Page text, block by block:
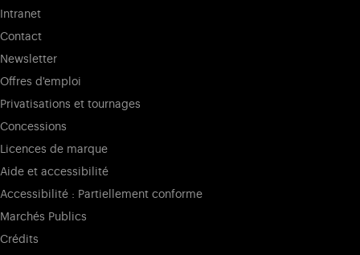
Intranet
Contact
Newsletter
Offres d'emploi
Privatisations et tournages
Concessions
Licences de marque
Aide et accessibilité
Accessibilité : Partiellement conforme
Marchés Publics
Crédits